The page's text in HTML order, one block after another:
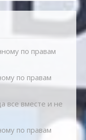
по правам
по правам
все вместе и не
по правам